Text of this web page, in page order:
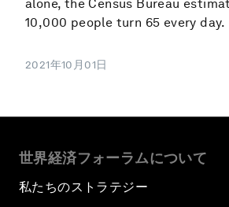
alone, the Census Bureau
10,000 people turn 65 every day.
2021年10月01日
世界経済フォーラムについて
私たちのストラテジー